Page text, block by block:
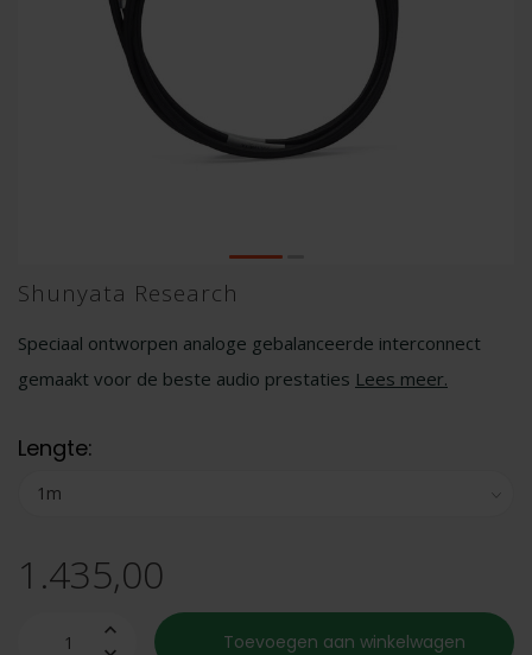
Shunyata Research
Speciaal ontworpen analoge gebalanceerde interconnect
gemaakt voor de beste audio prestaties Lees meer.
Lengte:
1.435,00
Toevoegen aan winkelwagen